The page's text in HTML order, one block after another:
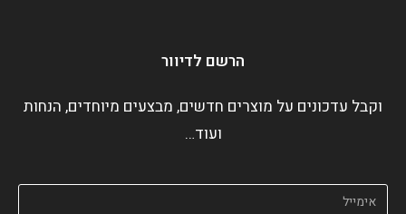
הרשם לדיוור
וקבל עדכונים על מוצרים חדשים, מבצעים מיוחדים, הנחות
ועוד…